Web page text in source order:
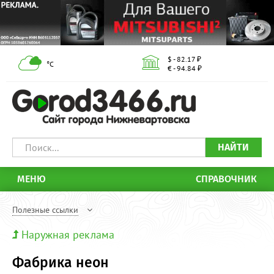
°С
$ - 82.17 ₽
€ - 94.84 ₽
НАЙТИ
МЕНЮ СПРАВОЧНИК
Полезные ссылки
Наружная реклама
Фабрика неон